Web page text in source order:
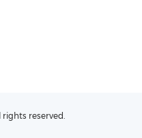
reserved.